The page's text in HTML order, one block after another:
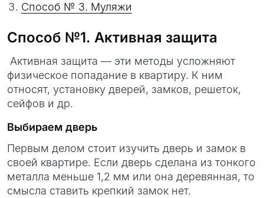
Способ № 3. Муляжи
Способ №1. Активная защита
Активная защита — эти методы усложняют
физическое попадание в квартиру. К ним
относят, установку дверей, замков, решеток,
сейфов и др.
Выбираем дверь
Первым делом стоит изучить дверь и замок в
своей квартире. Если дверь сделана из тонкого
металла меньше 1,2 мм или она деревянная, то
смысла ставить крепкий замок нет.